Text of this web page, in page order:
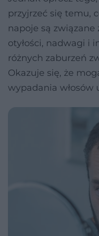
przyjrzeć się temu,
napoje są
otyłości, nadwagi i
różnych zaburzeń
Okazuje się, że
wypadania włosów